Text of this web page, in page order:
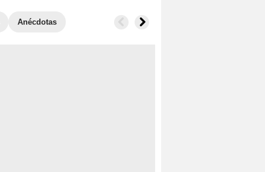
Anécdotas